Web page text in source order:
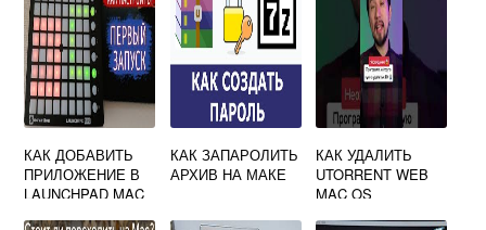
КАК ДОБАВИТЬ
ПРИЛОЖЕНИЕ В
LAUNCHPAD MAC
КАК ЗАПАРОЛИТЬ
АРХИВ НА МАКЕ
КАК УДАЛИТЬ
UTORRENT WEB
MAC OS